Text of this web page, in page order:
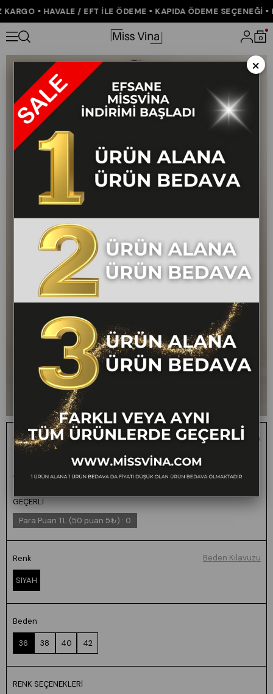
• HAVALE / EFT İLE ÖDEME • KAPIDA ÖDEME SEÇENEĞİ •
0
Anasayfa ÇOK SATANLAR
Kadın Kumaş Pantolon Takım – Yelekli Yüksek Bel Şık
İkili Takım 1307
₺4.000,00 ₺1.999,00 50
FARKLI VEYA AYNI
GEÇERLİ
Para Puan TL (50 puan 5₺) : 0
Renk
SIYAH
Beden
36 38 40 42
Beden Kılavuzu
RENK SEÇENEKLERI
×